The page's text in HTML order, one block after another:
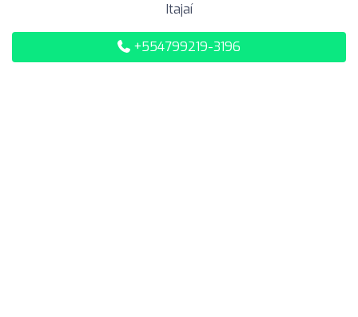
Itajaí
+554799219-3196